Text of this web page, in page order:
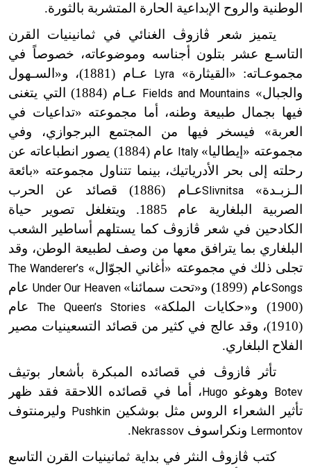
الوطنية والروح الإبداعية الحارة المتشربة بالثورة.
يتميز شعر ڤازوڤ الغنائي في ثمانينيات القرن
التاسـع عشر بتلون أجناسه وموضوعاته، خصوصاً في
مجموعـاته: «القيثارة» Lyra
عـام (1881)، و«السـهول
والجبال» Fields and Mountains
عـام (1884) التي يتغنى
فيها بجمال طبيعة وطنه، أما مجموعته «تداعيات في
العربة» فيسخر فيها من المجتمع البرجوازي، وفي
مجموعته «إيطاليا» Italy
عام (1884) يصور انطباعاته عن
رحلته إلى بحر الأدرياتيك، بينما تتناول مجموعته «بائعة
الـزبـدة»Slivnitsaعـا
م (1886) قصائد عن الحرب
الصربية البلغارية عام 1885. ويتغلغل تصوير حياة
الكادحين في شعر ڤازوڤ كما يستلهم أساطير الشعب
البلغاري بما يترافق معها من وصف لطبيعة الوطن، وقد
تجلى ذلك في مجموعته «أغاني الجوّال» The Wanderer’s
Songsعام (1899) و«تحت سمائنا» Under Our Heaven عام
(1900) و«حكايات الملكة»
The Queen’s Stories
عام
(1910)، وقد عالج في كثير من قصائد التسعينيات مصير
الفلاح البلغاري.
تأثر ڤازوڤ في قصائده المبكرة بأشعار بوتيڤ
Botev وهوغو Hugo ، أما في قصائده اللاحقة فقد ظهر
تأثير الشعراء الروس مثل بوشكينPushkin وليرمنتوف
Lermontov ونكراسوف Nekrassov
.
كتب ڤازوڤ النثر في بداية ثمانينيات القرن التاسع